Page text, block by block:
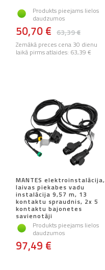
Produkts pieejams lielos
daudzumos
63,39 €
50,70 €
Zemākā preces cena 30 dienu
laikā pirms atlaides: 63,39 €
MANTES elektroinstalācija,
laivas piekabes vadu
instalācija 9,57 m, 13
kontaktu spraudnis, 2x 5
kontaktu bajonetes
savienotāji
Produkts pieejams lielos
daudzumos
97,49 €